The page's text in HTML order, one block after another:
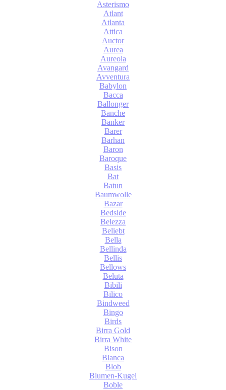
Asterismo
Atlant
Atlanta
Attica
Auctor
Aurea
Aureola
Avangard
Avventura
Babylon
Bacca
Ballonger
Banche
Banker
Barer
Barhan
Baron
Baroque
Basis
Bat
Batun
Baumwolle
Bazar
Bedside
Belezza
Beliebt
Bella
Bellinda
Bellis
Bellows
Beluta
Bibili
Bilico
Bindweed
Bingo
Birds
Birra Gold
Birra White
Bison
Blanca
Blob
Blumen-Kugel
Boble